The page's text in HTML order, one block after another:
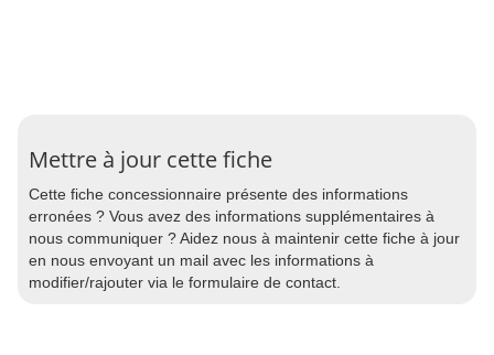
Mettre à jour cette fiche
Cette fiche concessionnaire présente des informations
erronées ? Vous avez des informations supplémentaires à
nous communiquer ? Aidez nous à maintenir cette fiche à jour
en nous envoyant un mail avec les informations à
modifier/rajouter via le formulaire de contact.